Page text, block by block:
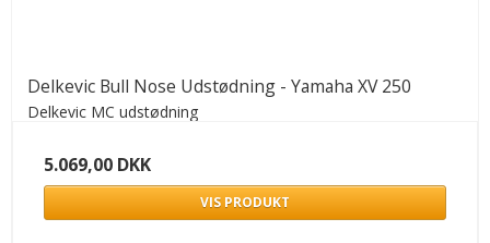
Delkevic Bull Nose Udstødning - Yamaha XV 250
Delkevic MC udstødning
5.069,00 DKK
VIS PRODUKT